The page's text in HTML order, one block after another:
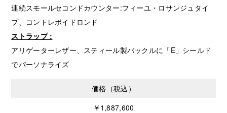
連続スモールセコンドカウンター:フィーユ・ロサンジュタイ
プ、コントレポイドロンド
ストラップ :
アリゲーターレザー、スティール製バックルに「E」シールド
でパーソナライズ
価格（税込）
￥1,887,600